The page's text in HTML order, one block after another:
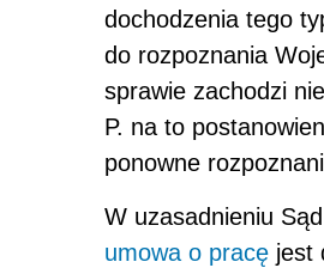
dochodzenia tego
do rozpoznania
sprawie zachodzi
P. na to
ponowne
W uzasadnieniu
umowa o pracę jest